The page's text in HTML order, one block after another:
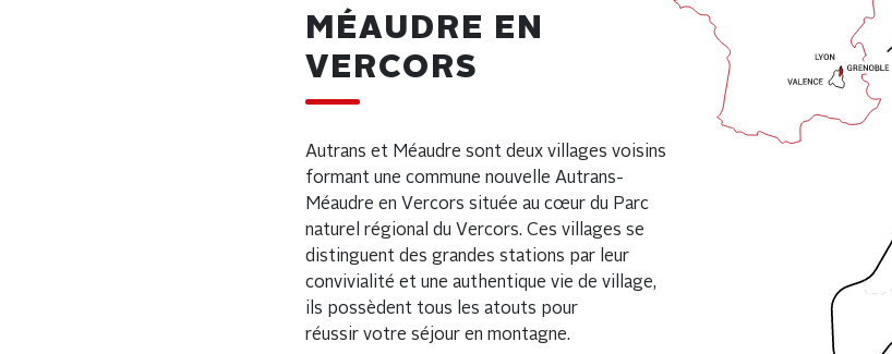
MÉAUDRE EN
VERCORS
Autrans et Méaudre sont deux villages voisins
formant une commune nouvelle Autrans-
Méaudre en Vercors située au cœur du Parc
naturel régional du Vercors. Ces villages se
distinguent des grandes stations par leur
convivialité et une authentique vie de village,
ils possèdent tous les atouts pour
réussir votre séjour en montagne.